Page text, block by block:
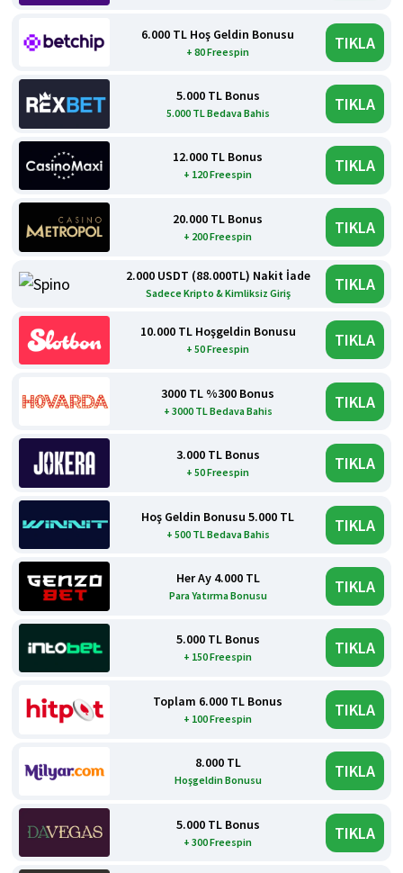
6.000 TL Hoş Geldin Bonusu
+ 80 Freespin TIKLA
5.000 TL Bonus
5.000 TL Bedava Bahis TIKLA
12.000 TL Bonus
+ 120 Freespin TIKLA
20.000 TL Bonus
+ 200 Freespin TIKLA
2.000 USDT (88.000TL) Nakit İade
Sadece Kripto & Kimliksiz Giriş TIKLA
10.000 TL Hoşgeldin Bonusu
+ 50 Freespin TIKLA
3000 TL %300 Bonus
+ 3000 TL Bedava Bahis TIKLA
3.000 TL Bonus
+ 50 Freespin TIKLA
Hoş Geldin Bonusu 5.000 TL
+ 500 TL Bedava Bahis TIKLA
Her Ay 4.000 TL
Para Yatırma Bonusu TIKLA
5.000 TL Bonus
+ 150 Freespin TIKLA
Toplam 6.000 TL Bonus
+ 100 Freespin TIKLA
8.000 TL
Hoşgeldin Bonusu TIKLA
5.000 TL Bonus
+ 300 Freespin TIKLA